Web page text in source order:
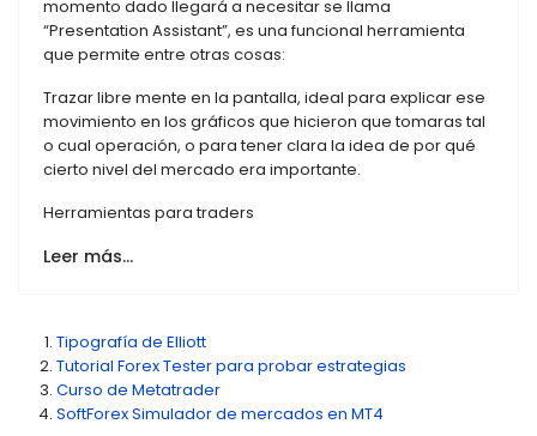
momento dado llegará a necesitar se llama
“Presentation Assistant”, es una funcional herramienta
que permite entre otras cosas:
Trazar libre mente en la pantalla, ideal para explicar ese
movimiento en los gráficos que hicieron que tomaras tal
o cual operación, o para tener clara la idea de por qué
cierto nivel del mercado era importante.
Herramientas para traders
Leer más…
Tipografía de Elliott
Tutorial Forex Tester para probar estrategias
Curso de Metatrader
SoftForex Simulador de mercados en MT4